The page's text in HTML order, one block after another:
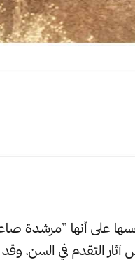
على أنها ”مرشدة
التقدم في السن، وقد